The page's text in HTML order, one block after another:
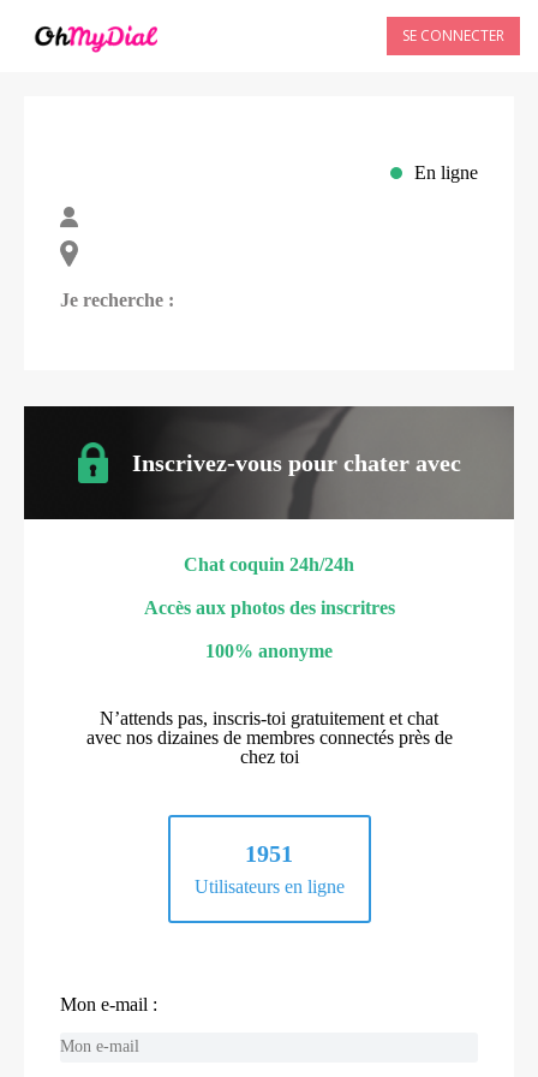
SE CONNECTER
En ligne
Je recherche :
Inscrivez-vous pour chater avec
Chat coquin 24h/24h
Accès aux photos des inscritres
100% anonyme
N’attends pas, inscris-toi gratuitement et chat
avec nos dizaines de membres connectés près de
chez toi
1951
Utilisateurs en ligne
Mon e-mail :